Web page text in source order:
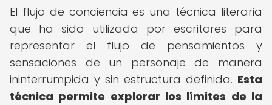
El flujo de conciencia es una técnica literaria
que ha sido utilizada por escritores para
representar el flujo de pensamientos y
sensaciones de un personaje de manera
ininterrumpida y sin estructura definida. Esta
técnica permite explorar los límites de la